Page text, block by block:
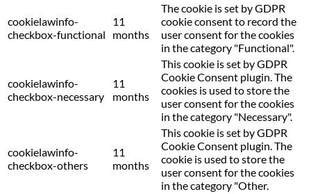
cookielawinfo-
checkbox-functional
11
months
The cookie is set by GDPR
cookie consent to record the
user consent for the cookies
in the category "Functional".
cookielawinfo-
checkbox-necessary
11
months
This cookie is set by GDPR
Cookie Consent plugin. The
cookies is used to store the
user consent for the cookies
in the category "Necessary".
cookielawinfo-
checkbox-others
11
months
This cookie is set by GDPR
Cookie Consent plugin. The
cookie is used to store the
user consent for the cookies
in the category "Other.